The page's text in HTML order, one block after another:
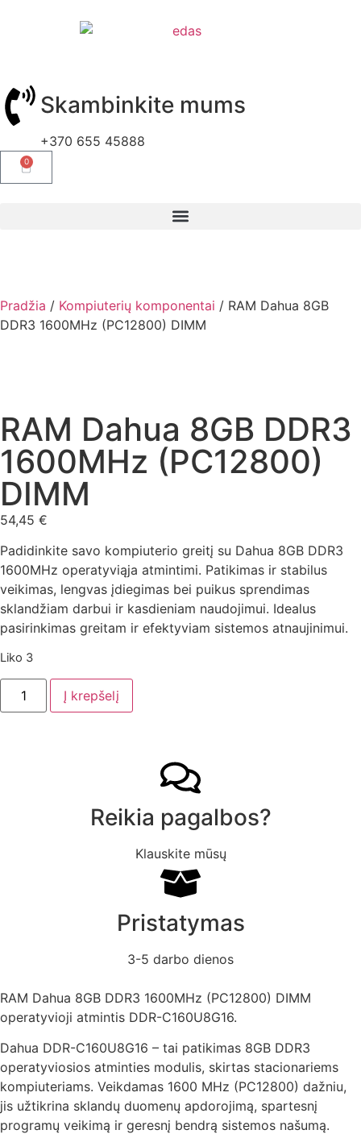
Skambinkite mums
+370 655 45888
0
Pradžia / Kompiuterių komponentai / RAM Dahua 8GB
DDR3 1600MHz (PC12800) DIMM
RAM Dahua 8GB DDR3
1600MHz (PC12800)
DIMM
54,45 €
Padidinkite savo kompiuterio greitį su Dahua 8GB DDR3
1600MHz operatyviąja atmintimi. Patikimas ir stabilus
veikimas, lengvas įdiegimas bei puikus sprendimas
sklandžiam darbui ir kasdieniam naudojimui. Idealus
pasirinkimas greitam ir efektyviam sistemos atnaujinimui.
Liko 3
Į krepšelį
Reikia pagalbos?
Klauskite mūsų
Pristatymas
3-5 darbo dienos
RAM Dahua 8GB DDR3 1600MHz (PC12800) DIMM
operatyvioji atmintis DDR-C160U8G16.
Dahua DDR-C160U8G16 – tai patikimas 8GB DDR3
operatyviosios atminties modulis, skirtas stacionariems
kompiuteriams. Veikdamas 1600 MHz (PC12800) dažniu,
jis užtikrina sklandų duomenų apdorojimą, spartesnį
programų veikimą ir geresnį bendrą sistemos našumą.